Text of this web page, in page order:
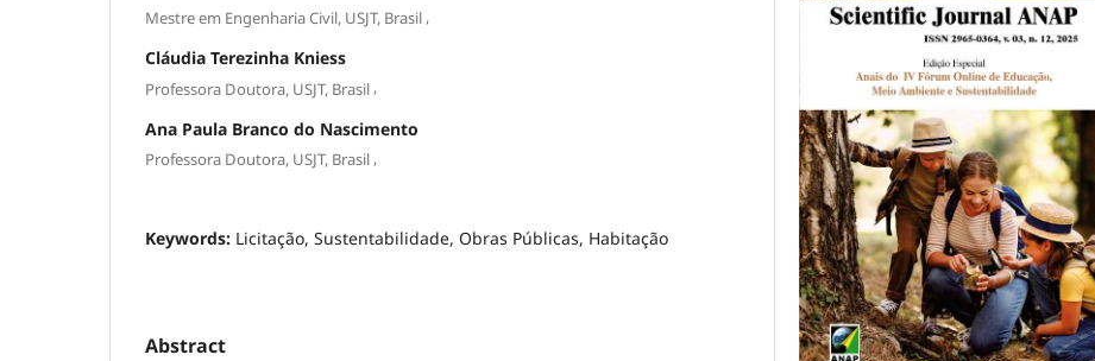
Mestre em Engenharia Civil, USJT, Brasil ,
Cláudia Terezinha Kniess
Professora Doutora, USJT, Brasil ,
Ana Paula Branco do Nascimento
Professora Doutora, USJT, Brasil ,
Keywords: Licitação, Sustentabilidade, Obras Públicas, Habitação
Abstract